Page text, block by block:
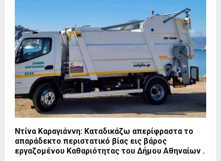
Ντίνα Καραγιάννη: Καταδικάζω απερίφραστα το
απαράδεκτο περιστατικό βίας εις βάρος
εργαζομένου Καθαριότητας του Δήμου Αθηναίων .